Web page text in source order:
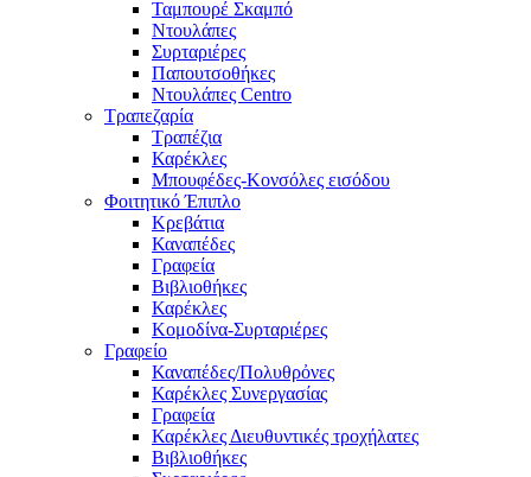
Ταμπουρέ Σκαμπό
Ντουλάπες
Συρταριέρες
Παπουτσοθήκες
Ντουλάπες Centro
Τραπεζαρία
Τραπέζια
Καρέκλες
Μπουφέδες-Κονσόλες εισόδου
Φοιτητικό Έπιπλο
Κρεβάτια
Καναπέδες
Γραφεία
Βιβλιοθήκες
Καρέκλες
Κομοδίνα-Συρταριέρες
Γραφείο
Καναπέδες/Πολυθρὀνες
Καρέκλες Συνεργασίας
Γραφεία
Καρέκλες Διευθυντικές τροχήλατες
Βιβλιοθήκες